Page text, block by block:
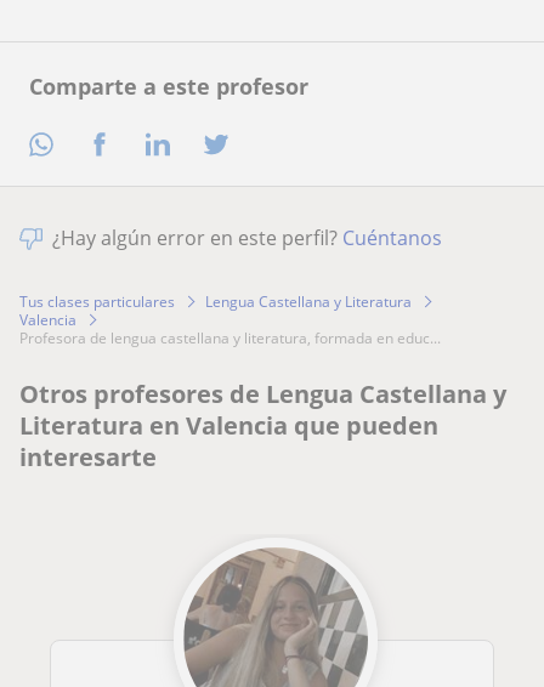
Comparte a este profesor
¿Hay algún error en este perfil? Cuéntanos
Tus clases particulares
Lengua Castellana y Literatura
Valencia
profesora de lengua castellana y literatura, formada en educ...
Otros profesores de Lengua Castellana y
Literatura en Valencia que pueden
interesarte